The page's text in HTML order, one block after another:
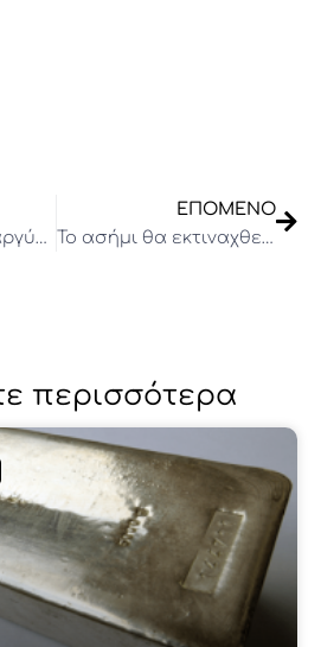
Πρόβλεψη τιμής αργύρου:
ΕΠΌΜΕΝΟ
Το ασήμι θα εκτιναχθεί όπως ο χρυσός
περισσότερα